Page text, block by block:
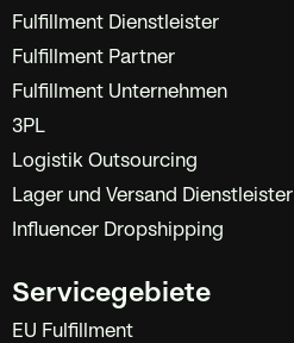
Fulfillment Dienstleister
Fulfillment Partner
Fulfillment Unternehmen
3PL
Logistik Outsourcing
Lager und Versand Dienstleister
Influencer Dropshipping
Servicegebiete
EU Fulfillment